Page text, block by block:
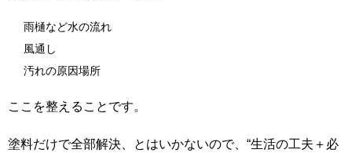
雨樋など水の流れ
風通し
汚れの原因場所
ここを整えることです。
塗料だけで全部解決、とはいかないので、“生活の工夫＋必